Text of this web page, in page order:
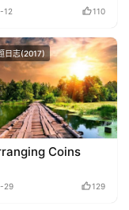
12 110
日志(2017)
Coins
29 129